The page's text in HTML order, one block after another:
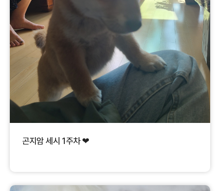
곤지암 세시 1주차 ❤